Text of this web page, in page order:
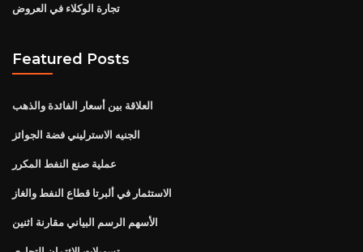
تجارة الوكلاء في العروض
Featured Posts
العلاقة بين أسعار الفائدة والذهب
الجنيه الاسترليني فضة الجوائز
عملية صنع النفط المكرر
الاستثمار في ألبرتا قطاع النفط والغاز
الأسهم الرسم البياني مقارنة اثنين